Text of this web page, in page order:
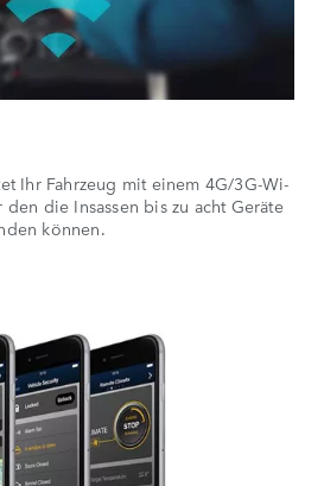
Ihr Fahrzeug mit einem 4G/3G-Wi-
die Insassen bis zu acht Geräte
können.